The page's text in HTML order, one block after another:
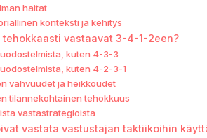
haitat
konteksti ja kehitys
tehokkaasti vastaavat 3-4-1-2een?
kuten 4-3-3
kuten 4-2-3-1
vahvuudet ja heikkoudet
tilannekohtainen tehokkuus
vastastrategioista
vastata vastustajan taktiikoihin